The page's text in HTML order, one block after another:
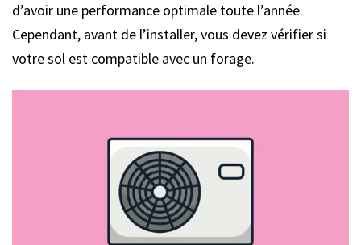
d’avoir une performance optimale toute l’année.
Cependant, avant de l’installer, vous devez vérifier si
votre sol est compatible avec un forage.